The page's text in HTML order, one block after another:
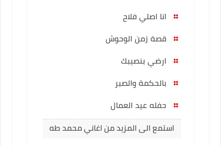
انا اصلي فلاح
قصة زمن الوحوش
ارضي بنصيبك
بالحكمة والصبر
حفله عيد العمال
استمع الى المزيد من اغاني محمد طه